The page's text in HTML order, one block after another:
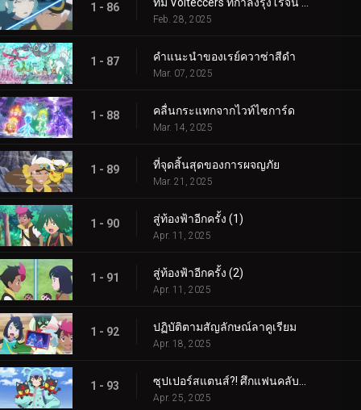
1 - 86
Feb. 28, 2025
1 - 87 คำแนะนำของเรย์ควาซ่าสีดำ
Mar. 07, 2025
1 - 88 คลื่นกระแทกจากไวท์ไซการ์ด
Mar. 14, 2025
1 - 89 ที่จุดสิ้นสุดของการผจญภัย
Mar. 21, 2025
1 - 90 สู่ท้องฟ้าอีกครั้ง (1)
Apr. 11, 2025
1 - 91 สู่ท้องฟ้าอีกครั้ง (2)
Apr. 11, 2025
1 - 92 ปฏิบัติตามสัญลักษณ์ลาคูเรียม
Apr. 18, 2025
1 - 93
Apr. 25, 2025